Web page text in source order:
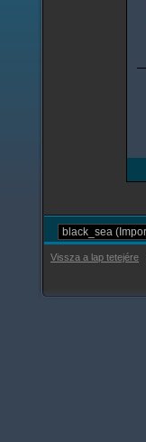
Vissza a lap tetejére